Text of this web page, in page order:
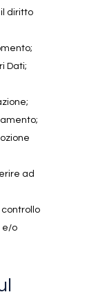
diritto
Dati;
ad
e/o